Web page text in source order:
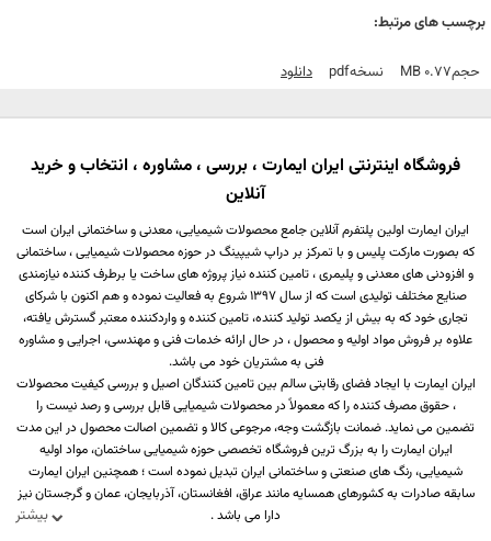
برچسب های مرتبط:
حجم0.77 MB نسخهPdf دانلود
فروشگاه اینترنتی ایران ایمارت ، بررسی ، مشاوره ، انتخاب و خرید
آنلاین
بیشتر
ایران ایمارت اولین پلتفرم آنلاین جامع محصولات شیمیایی، معدنی و ساختمانی ایران است
که بصورت مارکت پلیس و با تمرکز بر دراپ شیپینگ در حوزه محصولات شیمیایی ، ساختمانی
و افزودنی های معدنی و پلیمری ، تامین کننده نیاز پروژه های ساخت یا برطرف کننده نیازمندی
صنایع مختلف تولیدی است که از سال 1397 شروع به فعالیت نموده و هم اکنون با شرکای
تجاری خود که به بیش از یکصد تولید کننده، تامین کننده و واردکننده معتبر گسترش یافته،
علاوه بر فروش مواد اولیه و محصول ، در حال ارائه خدمات فنی و مهندسی، اجرایی و مشاوره
فنی به مشتریان خود می باشد.
ایران ایمارت با ایجاد فضای رقابتی سالم بین تامین کنندگان اصیل و بررسی کیفیت محصولات
، حقوق مصرف کننده را که معمولاً در محصولات شیمیایی قابل بررسی و رصد نیست را
تضمین می نماید. ضمانت بازگشت وجه، مرجوعی کالا و تضمین اصالت محصول در این مدت
ایران ایمارت را به بزرگ ترین فروشگاه تخصصی حوزه شیمیایی ساختمان، مواد اولیه
شیمیایی، رنگ های صنعتی و ساختمانی ایران تبدیل نموده است ؛ همچنین ایران ایمارت
سابقه صادرات به کشورهای همسایه مانند عراق، افغانستان، آذربایجان، عمان و گرجستان نیز
دارا می باشد .